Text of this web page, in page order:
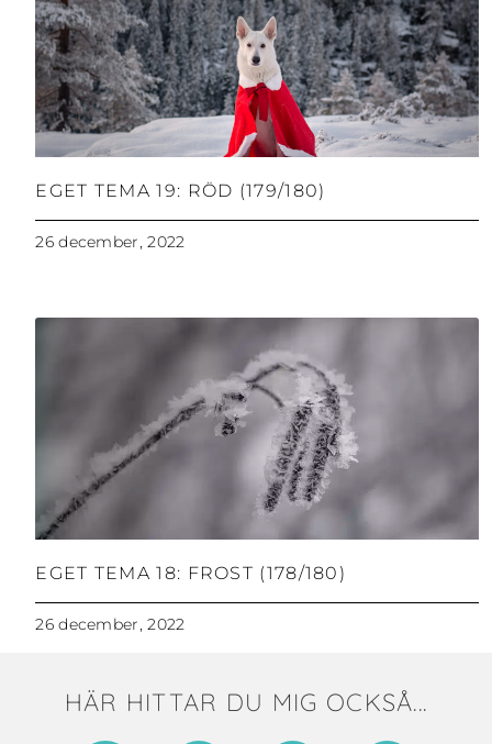
EGET TEMA 19: RÖD (179/180)
26 december, 2022
EGET TEMA 18: FROST (178/180)
26 december, 2022
HÄR HITTAR DU MIG OCKSÅ...